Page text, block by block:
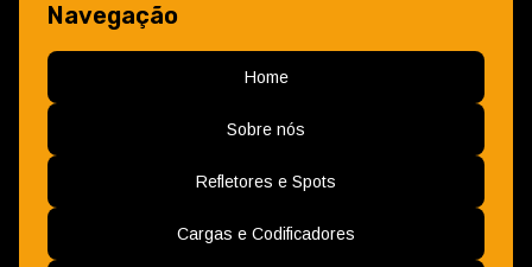
Navegação
Home
Sobre nós
Refletores e Spots
Cargas e Codificadores